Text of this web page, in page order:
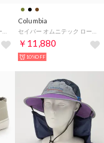
Columbia
￥11,880
10%OFF